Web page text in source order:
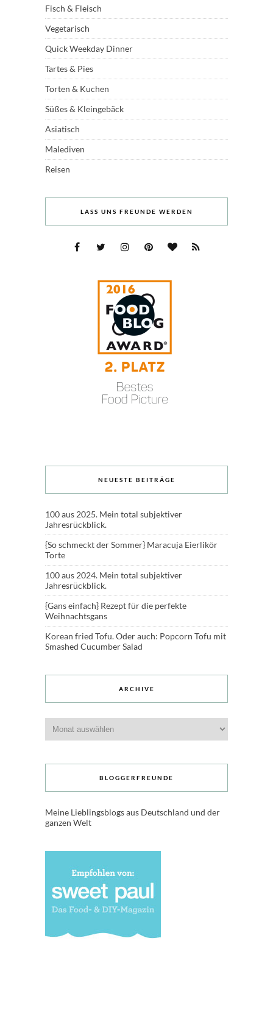
Fisch & Fleisch
Vegetarisch
Quick Weekday Dinner
Tartes & Pies
Torten & Kuchen
Süßes & Kleingebäck
Asiatisch
Malediven
Reisen
LASS UNS FREUNDE WERDEN
NEUESTE BEITRÄGE
100 aus 2025. Mein total subjektiver
Jahresrückblick.
{So schmeckt der Sommer} Maracuja Eierlikör
Torte
100 aus 2024. Mein total subjektiver
Jahresrückblick.
{Gans einfach} Rezept für die perfekte
Weihnachtsgans
Korean fried Tofu. Oder auch: Popcorn Tofu mit
Smashed Cucumber Salad
ARCHIVE
BLOGGERFREUNDE
Meine Lieblingsblogs aus Deutschland und der
ganzen Welt